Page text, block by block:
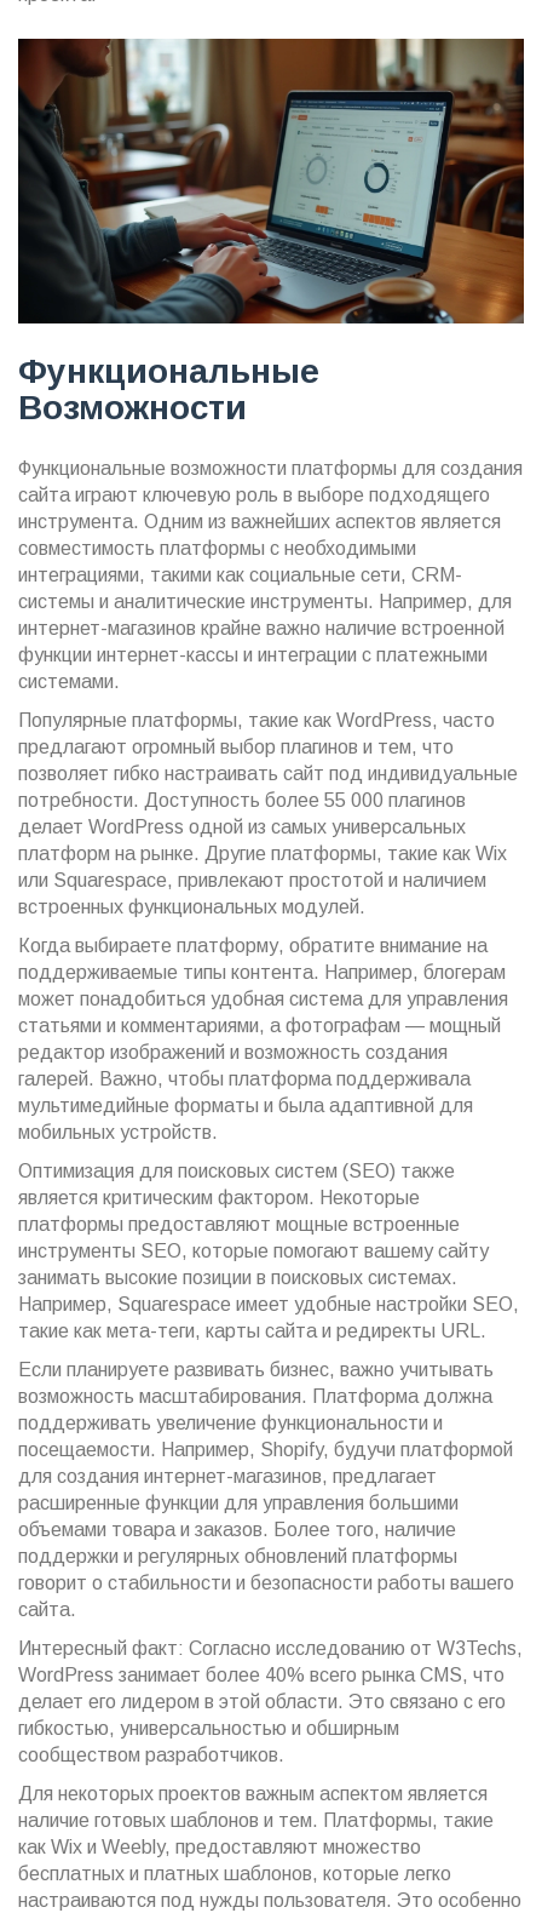
Функциональные
Возможности
Функциональные возможности платформы для создания
сайта играют ключевую роль в выборе подходящего
инструмента. Одним из важнейших аспектов является
совместимость платформы с необходимыми
интеграциями, такими как социальные сети, CRM-
системы и аналитические инструменты. Например, для
интернет-магазинов крайне важно наличие встроенной
функции интернет-кассы и интеграции с платежными
системами.
Популярные платформы, такие как WordPress, часто
предлагают огромный выбор плагинов и тем, что
позволяет гибко настраивать сайт под индивидуальные
потребности. Доступность более 55 000 плагинов
делает WordPress одной из самых универсальных
платформ на рынке. Другие платформы, такие как Wix
или Squarespace, привлекают простотой и наличием
встроенных функциональных модулей.
Когда выбираете платформу, обратите внимание на
поддерживаемые типы контента. Например, блогерам
может понадобиться удобная система для управления
статьями и комментариями, а фотографам — мощный
редактор изображений и возможность создания
галерей. Важно, чтобы платформа поддерживала
мультимедийные форматы и была адаптивной для
мобильных устройств.
Оптимизация для поисковых систем (SEO) также
является критическим фактором. Некоторые
платформы предоставляют мощные встроенные
инструменты SEO, которые помогают вашему сайту
занимать высокие позиции в поисковых системах.
Например, Squarespace имеет удобные настройки SEO,
такие как мета-теги, карты сайта и редиректы URL.
Если планируете развивать бизнес, важно учитывать
возможность масштабирования. Платформа должна
поддерживать увеличение функциональности и
посещаемости. Например, Shopify, будучи платформой
для создания интернет-магазинов, предлагает
расширенные функции для управления большими
объемами товара и заказов. Более того, наличие
поддержки и регулярных обновлений платформы
говорит о стабильности и безопасности работы вашего
сайта.
Интересный факт: Согласно исследованию от W3Techs,
WordPress занимает более 40% всего рынка CMS, что
делает его лидером в этой области. Это связано с его
гибкостью, универсальностью и обширным
сообществом разработчиков.
Для некоторых проектов важным аспектом является
наличие готовых шаблонов и тем. Платформы, такие
как Wix и Weebly, предоставляют множество
бесплатных и платных шаблонов, которые легко
настраиваются под нужды пользователя. Это особенно